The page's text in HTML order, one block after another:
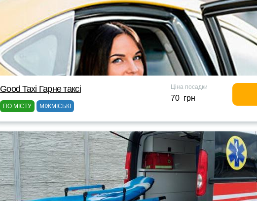
Good Taxi Гарне таксi
ПО МІСТУ МІЖМІСЬКІ
Ціна посадки
70 грн